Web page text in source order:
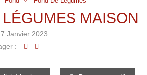
MAISON
Janvier 2023
: